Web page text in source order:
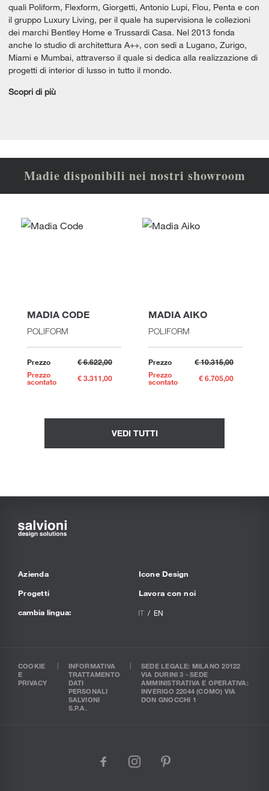
quali Poliform, Flexform, Giorgetti, Antonio Lupi, Flou, Penta e con
il gruppo Luxury Living, per il quale ha supervisiona le collezioni
dei marchi Bentley Home e Trussardi Casa. Nel 2013 fonda
anche lo studio di architettura A++, con sedi a Lugano, Zurigo,
Miami e Mumbai, attraverso il quale si dedica alla realizzazione di
progetti di interior di lusso in tutto il mondo.
Scopri di più
Madie disponibili nei nostri showroom
MADIA CODE
POLIFORM
Prezzo
€ 6.622,00
Prezzo
scontato € 3.311,00
MADIA AIKO
POLIFORM
Prezzo
€ 10.315,00
Prezzo
scontato € 6.705,00
VEDI TUTTI
Azienda
Progetti
Icone Design
Lavora con noi
cambia lingua:
IT EN
COOKIE
E
PRIVACY
INFORMATIVA
TRATTAMENTO
DATI
PERSONALI
SALVIONI
S.P.A.
SEDE LEGALE: MILANO 20122
VIA DURINI 3 - SEDE
AMMINISTRATIVA E OPERATIVA:
INVERIGO 22044 (COMO) VIA
DON GNOCCHI 1
facebook
instagram
pinterest